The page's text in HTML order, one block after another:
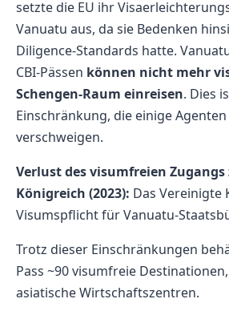
setzte die EU ihr
Vanuatu aus, da sie Bedenken
Diligence-Standards hatte.
CBI-Pässen können nicht mehr
Schengen-Raum einreisen. Dies
Einschränkung, die einige
verschweigen.
Verlust des visumfreien
Königreich (2023): Das Vereinigte
Visumspflicht für Vanuatu-
Trotz dieser Einschränkungen
Pass ~90 visumfreie
asiatische Wirtschaftszentren.